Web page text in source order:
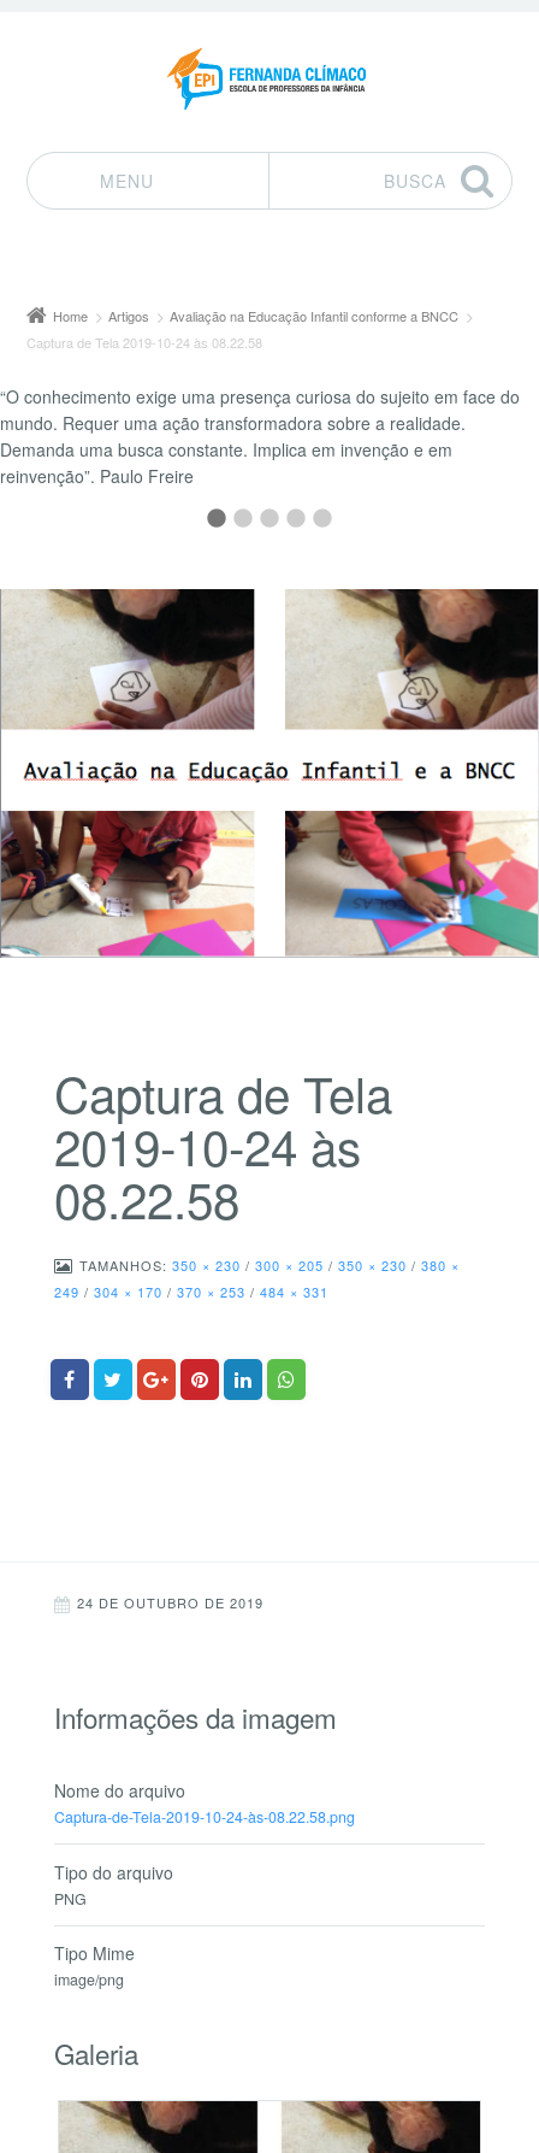
MENU
BUSCA
Home Artigos
Avaliação na Educação Infantil conforme a BNCC
Captura de Tela 2019-10-24 às 08.22.58
“O conhecimento exige uma presença curiosa do sujeito em face do
mundo. Requer uma ação transformadora sobre a realidade.
Demanda uma busca constante. Implica em invenção e em
reinvenção”. Paulo Freire
Captura de Tela
2019-10-24 às
08.22.58
TAMANHOS: 350 × 230 / 300 × 205 / 350 × 230 / 380 ×
249 / 304 × 170 / 370 × 253 / 484 × 331
24 DE OUTUBRO DE 2019
Informações da imagem
Nome do arquivo
Captura-de-Tela-2019-10-24-às-08.22.58.png
Tipo do arquivo
PNG
Tipo Mime
image/png
Galeria